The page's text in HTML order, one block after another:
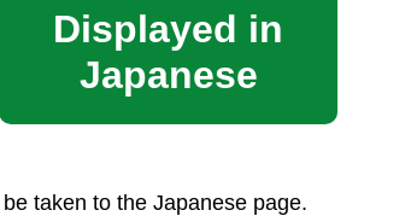
Displayed in
Japanese
taken to the Japanese page.